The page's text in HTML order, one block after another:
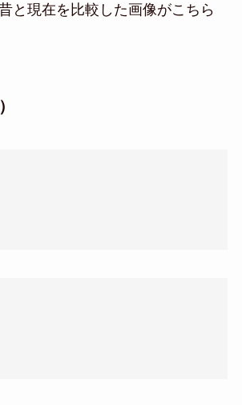
と現在を比較した画像がこちら